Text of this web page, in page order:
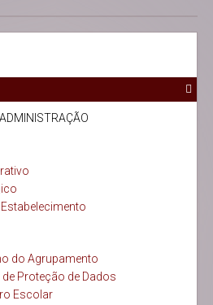
do Agrupamento
de Proteção de Dados
Escolar